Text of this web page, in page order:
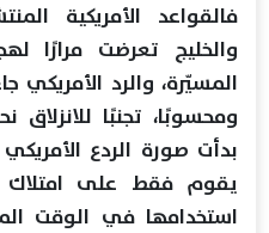
فالقواعد الأمريكية
والخليج تعرضت مرارًا
المسيّرة، والرد الأمريكي
ومحسوبًا، تجنبًا
بدأت صورة الردع الأمريكي
يقوم فقط على امتلاك
استخدامها في الوقت